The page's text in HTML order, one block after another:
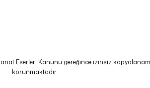
Eserleri Kanunu gereğince izinsiz
korunmaktadır.